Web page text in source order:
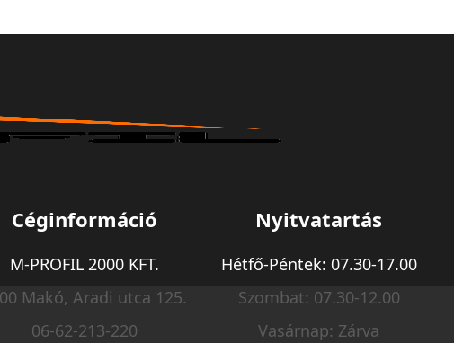
Céginformáció
M-PROFIL 2000 KFT.
Makó, Aradi utca 125.
06-62-213-220
Nyitvatartás
Hétfő-Péntek: 07.30-17.00
Szombat: 07.30-12.00
Vasárnap: Zárva